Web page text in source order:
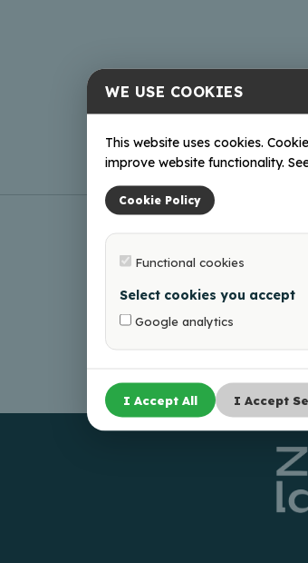
WE USE COOKIES
This website uses cookies.
improve website functionality.
Cookie Policy
Functional cookies
Select cookies you accept
Google analytics
I Accept All I Accept